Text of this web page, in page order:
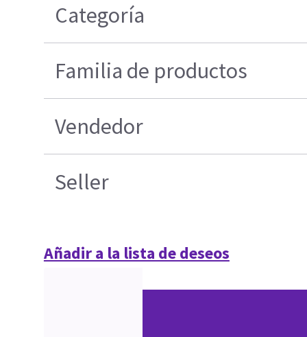
Categoría
Familia de productos
Vendedor
Seller
Añadir a la lista de deseos